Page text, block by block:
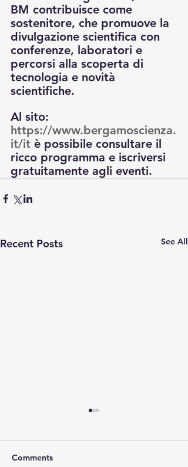
BM contribuisce come
sostenitore, che promuove la
divulgazione scientifica con
conferenze, laboratori e
percorsi alla scoperta di
tecnologia e novità
scientifiche.
Al sito:
https://www.bergamoscienza.
it/it è possibile consultare il
ricco programma e iscriversi
gratuitamente agli eventi.
Recent Posts See All
Comments